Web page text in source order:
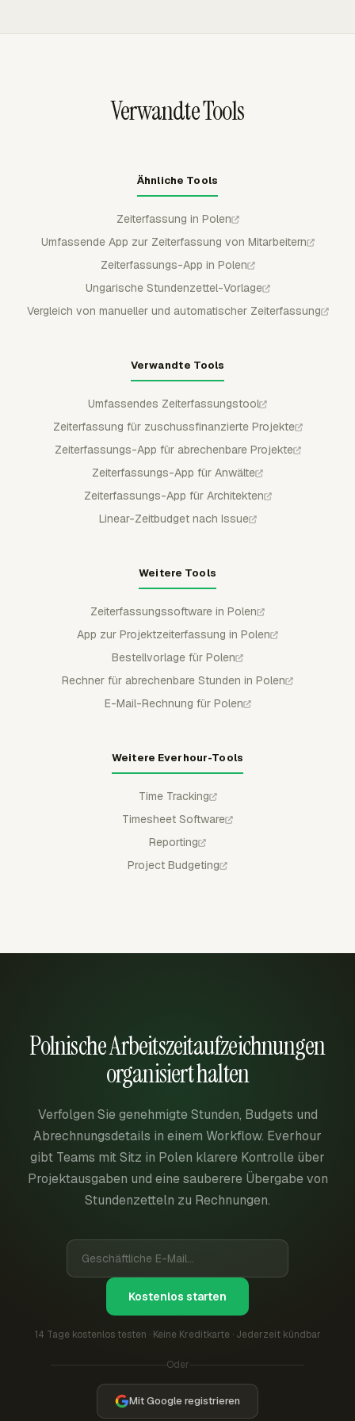
Übergabe zu schützen.Verwandte Tools
Ähnliche Tools
Zeiterfassung in Polen
Umfassende App zur Zeiterfassung von Mitarbeitern
Zeiterfassungs-App in Polen
Ungarische Stundenzettel-Vorlage
Vergleich von manueller und automatischer Zeiterfassung
Verwandte Tools
Umfassendes Zeiterfassungstool
Zeiterfassung für zuschussfinanzierte Projekte
Zeiterfassungs-App für abrechenbare Projekte
Zeiterfassungs-App für Anwälte
Zeiterfassungs-App für Architekten
Linear-Zeitbudget nach Issue
Weitere Tools
Zeiterfassungssoftware in Polen
App zur Projektzeiterfassung in Polen
Bestellvorlage für Polen
Rechner für abrechenbare Stunden in Polen
E-Mail-Rechnung für Polen
Weitere Everhour-Tools
Time Tracking
Timesheet Software
Reporting
Project Budgeting
Polnische Arbeitszeitaufzeichnungen
organisiert halten
Verfolgen Sie genehmigte Stunden, Budgets und
Abrechnungsdetails in einem Workflow. Everhour
gibt Teams mit Sitz in Polen klarere Kontrolle über
Projektausgaben und eine sauberere Übergabe von
Stundenzetteln zu Rechnungen.
Kostenlos starten
14 Tage kostenlos testen · Keine Kreditkarte · Jederzeit kündbar
Oder
Mit Google registrieren